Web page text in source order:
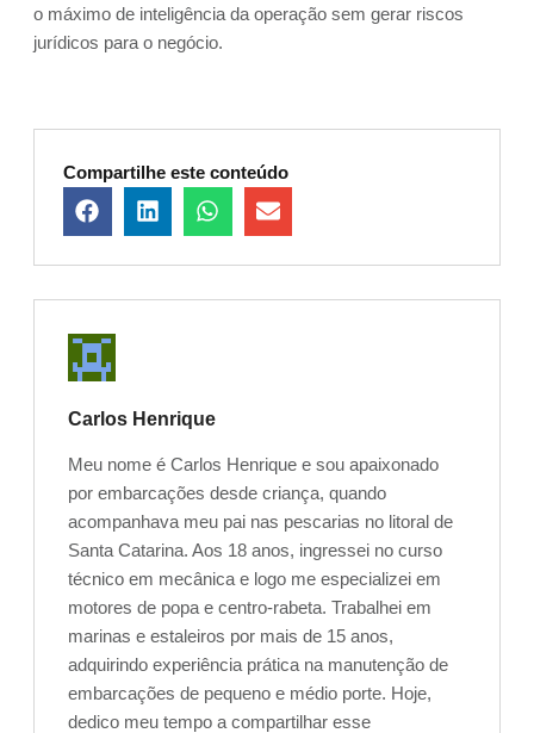
o máximo de inteligência da operação sem gerar riscos
jurídicos para o negócio.
Compartilhe este conteúdo
Carlos Henrique
Meu nome é Carlos Henrique e sou apaixonado
por embarcações desde criança, quando
acompanhava meu pai nas pescarias no litoral de
Santa Catarina. Aos 18 anos, ingressei no curso
técnico em mecânica e logo me especializei em
motores de popa e centro-rabeta. Trabalhei em
marinas e estaleiros por mais de 15 anos,
adquirindo experiência prática na manutenção de
embarcações de pequeno e médio porte. Hoje,
dedico meu tempo a compartilhar esse